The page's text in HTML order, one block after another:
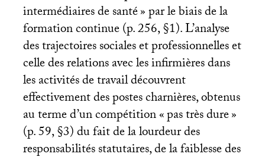
intermédiaires de santé» par le biais de la
formation continue (p. 256, §1). L’analyse
des trajectoires sociales et professionnelles et
celle des relations avec les infirmières dans
les activités de travail découvrent
effectivement des postes charnières, obtenus
au terme d’un compétition «pas très dure»
(p. 59, §3) du fait de la lourdeur des
responsabilités statutaires, de la faiblesse des